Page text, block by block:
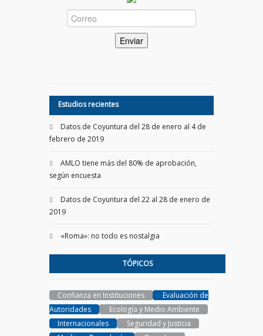
Estudios recientes
Datos de Coyuntura del 28 de enero al 4 de
febrero de 2019
AMLO tiene más del 80% de aprobación,
según encuesta
Datos de Coyuntura del 22 al 28 de enero de
2019
«Roma»: no todo es nostalgia
TÓPICOS
Confianza en Instituciones
Evaluación de
Autoridades
Ecología y Medio Ambiente
Internacionales
Seguridad y Justicia